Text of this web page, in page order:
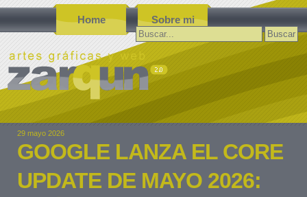
Home Sobre mi
Buscar:
29 mayo 2026
GOOGLE LANZA EL CORE
UPDATE DE MAYO 2026: